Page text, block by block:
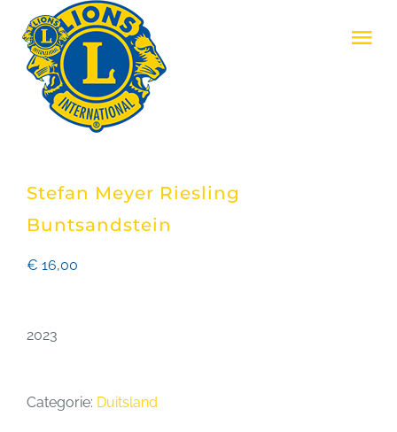
content
LIONS CLUB ZENNE & ZONIËN
REALISATIES
LID WORDEN
CONTACT
Stefan Meyer Riesling
Buntsandstein
€ 16,00
2023
Categorie: Duitsland